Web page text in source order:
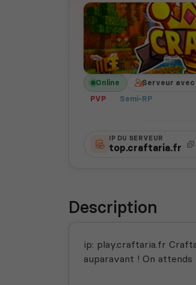
Online Serveur
PVP
Semi-RP
IP DU SERVEUR
top.craftaria.fr
Description
ip: play.craftaria.fr
auparavant ! On